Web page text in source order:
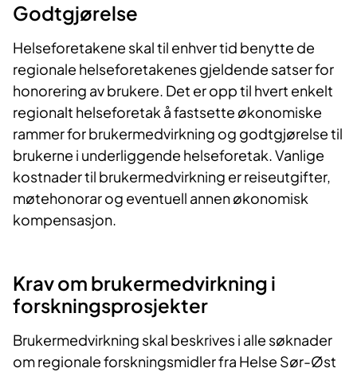
Godtgjørelse
Helseforetakene skal til enhver tid benytte de
regionale helseforetakenes gjeldende satser for
honorering av brukere. Det er opp til hvert enkelt
regionalt helseforetak å fastsette økonomiske
rammer for brukermedvirkning og godtgjørelse til
brukerne i underliggende helseforetak. Vanlige
kostnader til brukermedvirkning er reiseutgifter,
møtehonorar og eventuell annen økonomisk
kompensasjon.
Krav om brukermedvirkning i
forskningsprosjekter
Brukermedvirkning skal beskrives i alle søknader
om regionale forskningsmidler fra Helse Sør-Øst